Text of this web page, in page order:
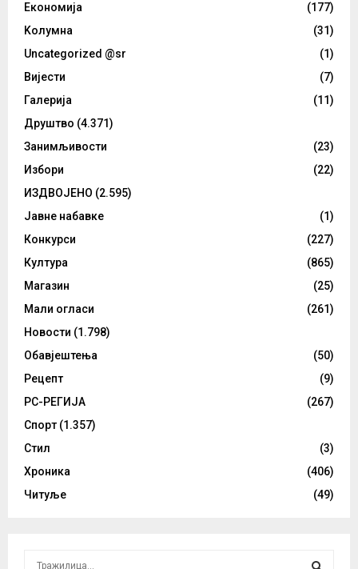
Eкономија
(177)
Kолумнa
(31)
Uncategorized @sr
(1)
Вијести
(7)
Галерија
(11)
Друштво (4.371)
Занимљивости
(23)
Избори
(22)
ИЗДВОЈЕНО (2.595)
Јавне набавке
(1)
Конкурси
(227)
Култура
(865)
Магазин
(25)
Мали огласи
(261)
Новости (1.798)
Обавјештења
(50)
Рецепт
(9)
РС-РЕГИЈА
(267)
Спорт (1.357)
Стил
(3)
Хроника
(406)
Читуље
(49)